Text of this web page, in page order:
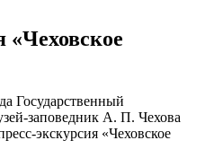
«Чеховское
Государственный
заповедник А. П. Чехова
экскурсия «Чеховское